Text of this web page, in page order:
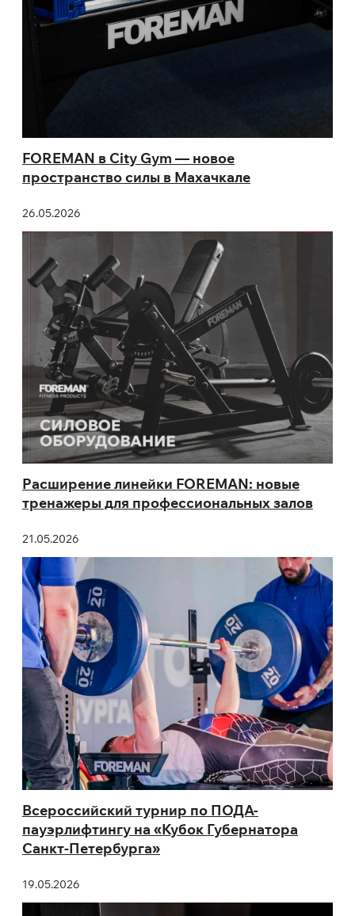
FOREMAN в City Gym — новое
пространство силы в Махачкале
26.05.2026
Расширение линейки FOREMAN: новые
тренажеры для профессиональных залов
21.05.2026
Всероссийский турнир по ПОДА-
пауэрлифтингу на «Кубок Губернатора
Санкт-Петербурга»
19.05.2026